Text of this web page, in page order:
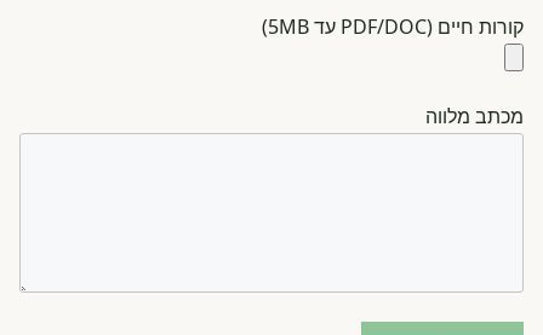
קורות חיים (PDF/DOC עד 5MB)
מכתב מלווה